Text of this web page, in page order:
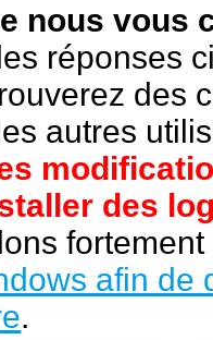
nous vous
réponses
des
autres
des
afin de
.